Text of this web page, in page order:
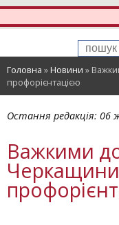
Головна »Новини »
профорієнтацією
Остання редакція: 06
Важкими